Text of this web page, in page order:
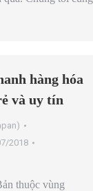
hàng hóa
và uy tín
2018
thuộc vùng